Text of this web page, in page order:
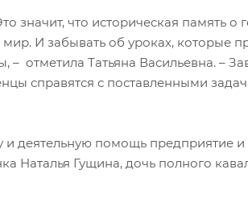
значит, что историческая память о
И забывать об уроках, которые
отметила Татьяна Васильевна. –
справятся с поставленными
деятельную помощь предприятие и
Наталья Гущина, дочь полного